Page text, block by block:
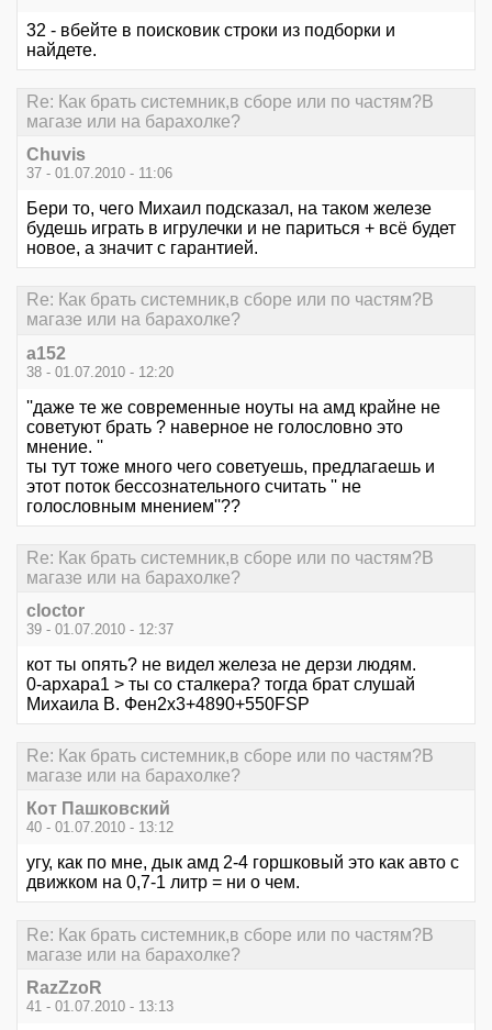
32 - вбейте в поисковик строки из подборки и
найдете.
Re: Как брать системник,в сборе или по частям?В
магазе или на барахолке?
Chuvis
37 - 01.07.2010 - 11:06
Бери то, чего Михаил подсказал, на таком железе
будешь играть в игрулечки и не париться + всё будет
новое, а значит с гарантией.
Re: Как брать системник,в сборе или по частям?В
магазе или на барахолке?
a152
38 - 01.07.2010 - 12:20
''даже те же современные ноуты на амд крайне не
советуют брать ? наверное не голословно это
мнение. ''
ты тут тоже много чего советуешь, предлагаешь и
этот поток бессознательного считать '' не
голословным мнением''??
Re: Как брать системник,в сборе или по частям?В
магазе или на барахолке?
cloctor
39 - 01.07.2010 - 12:37
кот ты опять? не видел железа не дерзи людям.
0-архара1 > ты со сталкера? тогда брат слушай
Михаила В. Фен2х3+4890+550FSP
Re: Как брать системник,в сборе или по частям?В
магазе или на барахолке?
Кот Пашковский
40 - 01.07.2010 - 13:12
угу, как по мне, дык амд 2-4 горшковый это как авто с
движком на 0,7-1 литр = ни о чем.
Re: Как брать системник,в сборе или по частям?В
магазе или на барахолке?
RazZzoR
41 - 01.07.2010 - 13:13